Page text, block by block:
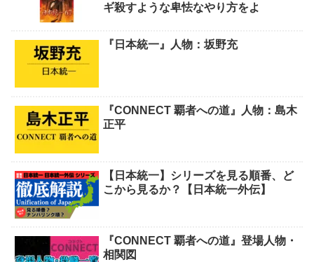
ギ殺すような卑怯なやり方をよ
『日本統一』人物：坂野充
『CONNECT 覇者への道』人物：島木
正平
【日本統一】シリーズを見る順番、ど
こから見るか？【日本統一外伝】
『CONNECT 覇者への道』登場人物・
相関図